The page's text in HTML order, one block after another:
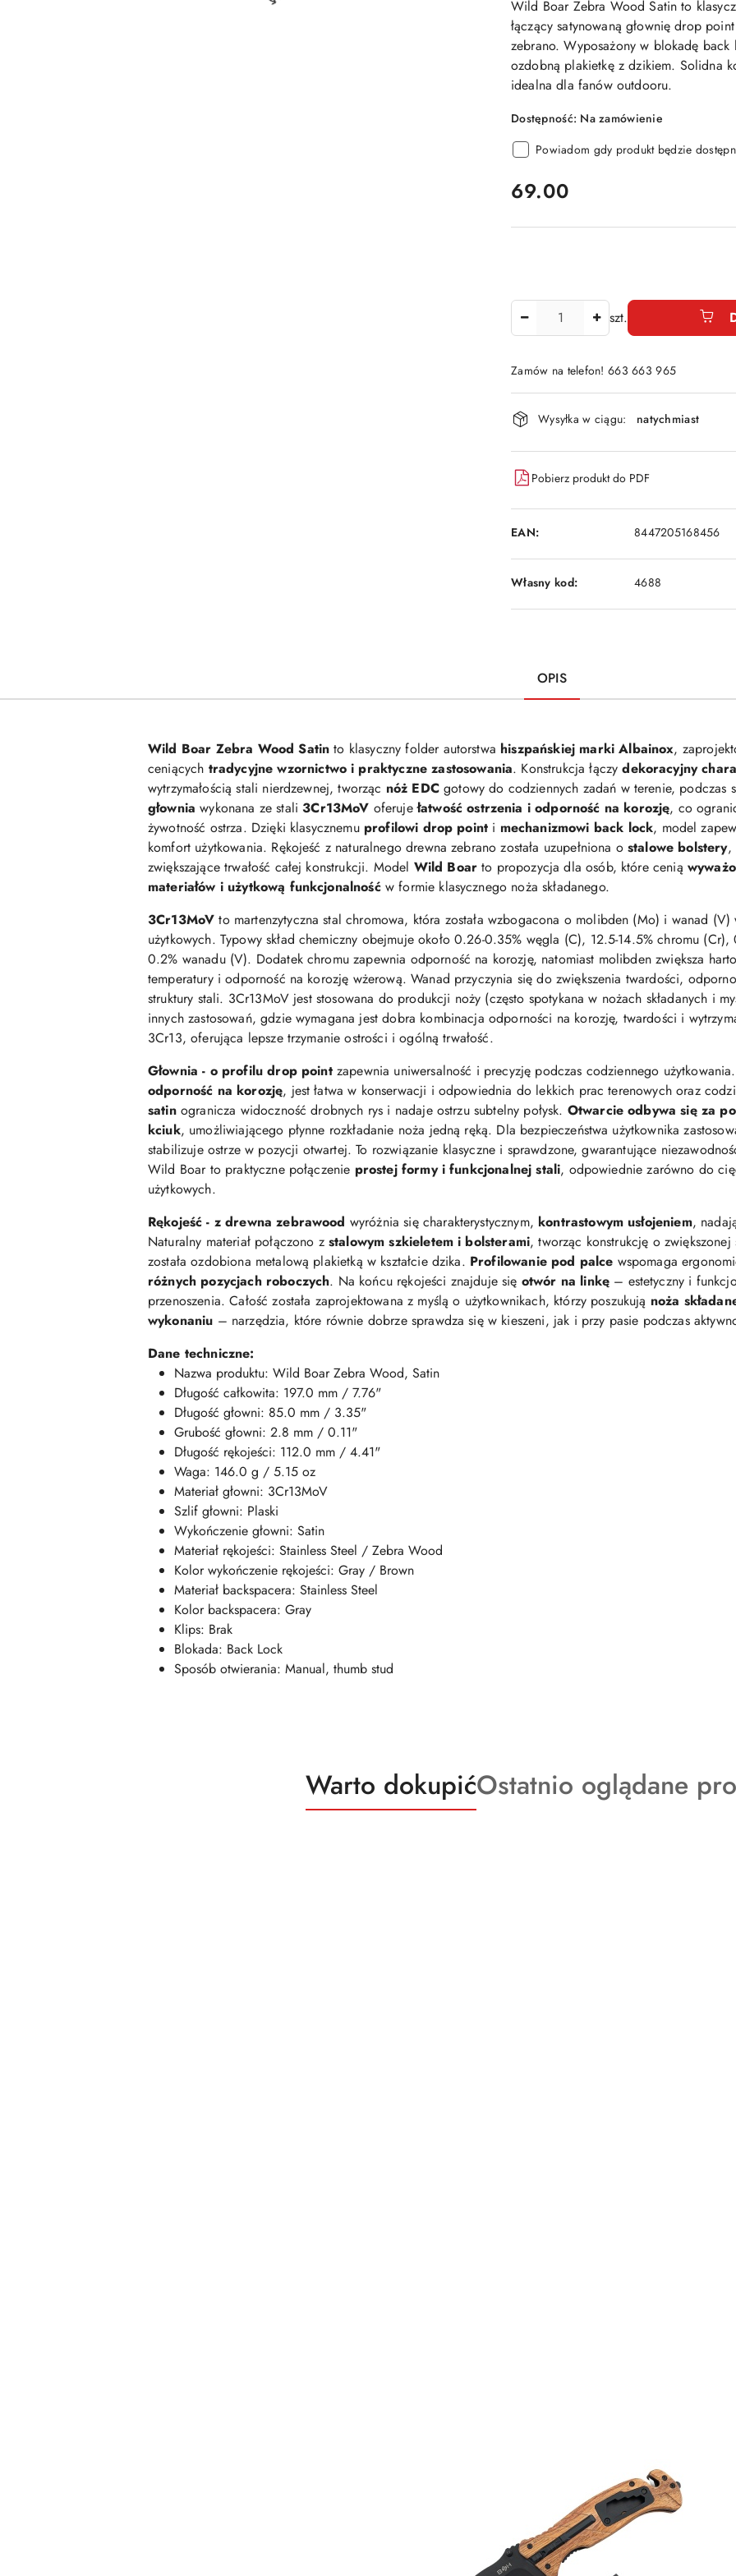
Wild Boar Zebra Wood Satin to
łączący satynowaną głownię drop
zebrano. Wyposażony w blokadę back
ozdobną plakietkę z dzikiem. Solidna
idealna dla fanów outdooru.
Dostępność: Na zamówienie
Powiadom gdy produkt będzie
cena:
69.00
szt.
Zamów na telefon! 663 663 965
Dostępność
i
dostawa
Wysyłka w ciągu: natychmiast
Pobierz produkt do PDF
EAN: 8447205168456
Własny kod: 4688
OPIS
Wild Boar Zebra Wood Satin to klasyczny folder autorstwa hiszpańskiej marki Albainox,
ceniących tradycyjne wzornictwo i praktyczne zastosowania. Konstrukcja łączy dekoracyjny
wytrzymałością stali nierdzewnej, tworząc nóż EDC gotowy do codziennych zadań w terenie, podczas
głownia wykonana ze stali3Cr13MoV oferuje łatwość ostrzenia i odporność na korozję, co
żywotność ostrza. Dzięki klasycznemu profilowi drop point i mechanizmowi back lock, model
komfort użytkowania. Rękojeść z naturalnego drewna zebrano została uzupełniona o stalowe bolstery,
zwiększające trwałość całej konstrukcji. Model Wild Boarto propozycja dla osób, które cenią
materiałów i użytkową funkcjonalność w formie klasycznego noża składanego.
3Cr13MoV to martenzytyczna stal chromowa, która została wzbogacona o molibden (Mo) i wanad
użytkowych. Typowy skład chemiczny obejmuje około 0.26-0.35% węgla (C), 12.5-14.5% chromu
0.2% wanadu (V). Dodatek chromu zapewnia odporność na korozję, natomiast molibden zwiększa
temperatury i odporność na korozję wżerową. Wanad przyczynia się do zwiększenia twardości,
struktury stali. 3Cr13MoV jest stosowana do produkcji noży (często spotykana w nożach składanych i
innych zastosowań, gdzie wymagana jest dobra kombinacja odporności na korozję, twardości i
3Cr13, oferująca lepsze trzymanie ostrości i ogólną trwałość.
Głownia - o profilu drop pointzapewnia uniwersalność i precyzję podczas codziennego użytkowania.
odporność na korozję, jest łatwa w konserwacji i odpowiednia do lekkich prac terenowych oraz
satinogranicza widoczność drobnych rys i nadaje ostrzu subtelny połysk. Otwarcie odbywa się za
kciuk, umożliwiającego płynne rozkładanie noża jedną ręką. Dla bezpieczeństwa użytkownika
stabilizuje ostrze w pozycji otwartej. To rozwiązanie klasyczne i sprawdzone, gwarantujące
Wild Boar to praktyczne połączenie prostej formy i funkcjonalnej stali, odpowiednie zarówno do
użytkowych.
Rękojeść - z drewna zebrawood wyróżnia się charakterystycznym, kontrastowym usłojeniem,
Naturalny materiał połączono z stalowym szkieletem i bolsterami, tworząc konstrukcję o
została ozdobiona metalową plakietką w kształcie dzika. Profilowanie pod palce wspomaga
różnych pozycjach roboczych. Na końcu rękojeści znajduje się otwór na linkę – estetyczny i
przenoszenia. Całość została zaprojektowana z myślą o użytkownikach, którzy poszukują noża
wykonaniu – narzędzia, które równie dobrze sprawdza się w kieszeni, jak i przy pasie podczas
Dane techniczne:
Nazwa produktu: Wild Boar Zebra Wood, Satin
Długość całkowita: 197.0 mm / 7.76"
Długość głowni: 85.0 mm / 3.35"
Grubość głowni: 2.8 mm / 0.11"
Długość rękojeści: 112.0 mm / 4.41"
Waga: 146.0 g / 5.15 oz
Materiał głowni: 3Cr13MoV
Szlif głowni: Plaski
Wykończenie głowni: Satin
Materiał rękojeści: Stainless Steel / Zebra Wood
Kolor wykończenie rękojeści: Gray / Brown
Materiał backspacera: Stainless Steel
Kolor backspacera: Gray
Klips: Brak
Blokada: Back Lock
Sposób otwierania: Manual, thumb stud
Produkty
o
Warto dokupićProdukty
o
Ostatnio oglądane